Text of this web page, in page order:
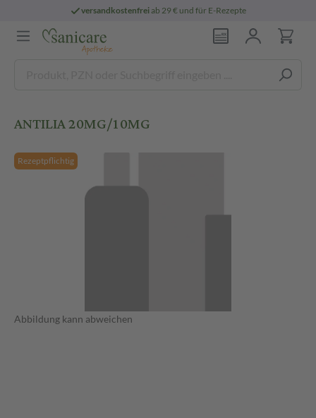
versandkostenfreiab 29 € und für E-Rezepte
ANTILIA 20MG/10MG
Rezeptpflichtig
Abbildung kann abweichen